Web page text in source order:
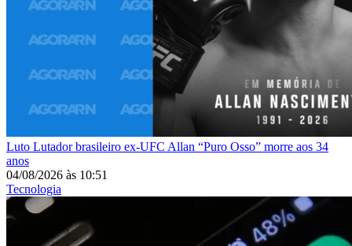
Luto Lutador brasileiro ex-UFC Allan “Puro Osso” morre aos 34
anos
04/08/2026 às 10:51
Tecnologia